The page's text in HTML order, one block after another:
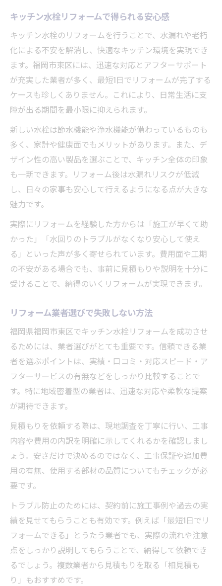
キッチン水栓交換費用を抑えるコツ
低コスト業者を選ぶポイントを紹介
追加費用を防ぐキッチン交換の注意点
お得なキッチン水栓交換事例と比較
最短1日で叶える快適なキッチンリフォーム
キッチン水栓リフォームを1日で完了させる
方法
短期間でも質の高いキッチンリフォーム術
事前準備でリフォーム当日をスムーズに
リフォーム後のキッチン快適活用術
最短1日リフォームの実例と体験談
キッチン水栓リフォームで得られる安心感
キッチン水栓のリフォームを行うことで、水漏れや老朽
化による不安を解消し、快適なキッチン環境を実現でき
ます。福岡市東区には、迅速な対応とアフターサポート
が充実した業者が多く、最短1日でリフォームが完了する
ケースも珍しくありません。これにより、日常生活に支
障が出る期間を最小限に抑えられます。
新しい水栓は節水機能や浄水機能が備わっているものも
多く、家計や健康面でもメリットがあります。また、デ
ザイン性の高い製品を選ぶことで、キッチン全体の印象
も一新できます。リフォーム後は水漏れリスクが低減
し、日々の家事も安心して行えるようになる点が大きな
魅力です。
実際にリフォームを経験した方からは「施工が早くて助
かった」「水回りのトラブルがなくなり安心して使え
る」といった声が多く寄せられています。費用面や工期
の不安がある場合でも、事前に見積もりや説明を十分に
受けることで、納得のいくリフォームが実現できます。
リフォーム業者選びで失敗しない方法
福岡県福岡市東区でキッチン水栓リフォームを成功させ
るためには、業者選びがとても重要です。信頼できる業
者を選ぶポイントは、実績・口コミ・対応スピード・ア
フターサービスの有無などをしっかり比較することで
す。特に地域密着型の業者は、迅速な対応や柔軟な提案
が期待できます。
見積もりを依頼する際は、現地調査を丁寧に行い、工事
内容や費用の内訳を明確に示してくれるかを確認しまし
ょう。安さだけで決めるのではなく、工事保証や追加費
用の有無、使用する部材の品質についてもチェックが必
要です。
トラブル防止のためには、契約前に施工事例や過去の実
績を見せてもらうことも有効です。例えば「最短1日でリ
フォームできる」とうたう業者でも、実際の流れや注意
点をしっかり説明してもらうことで、納得して依頼でき
るでしょう。複数業者から見積もりを取る「相見積も
り」もおすすめです。